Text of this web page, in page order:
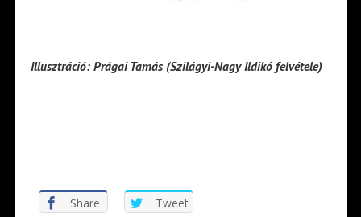
Illusztráció: Prágai Tamás (Szilágyi-Nagy Ildikó felvétele)
Share Tweet